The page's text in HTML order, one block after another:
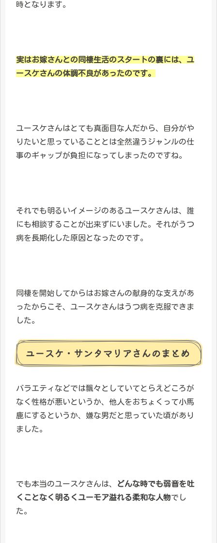
時となります。
実はお嫁さんとの同棲生活のスタートの裏には、ユ
ースケさんの体調不良があったのです。
ユースケさんはとても真面目な人だから、自分がや
りたいと思っていることとは全然違うジャンルの仕
事のギャップが負担になってしまったのですね。
それでも明るいイメージのあるユースケさんは、誰
にも相談することが出来ずにいました。それがうつ
病を長期化した原因となったのです。
同棲を開始してからはお嫁さんの献身的な支えがあ
ったからこそ、ユースケさんはうつ病を克服できま
した。
ユースケ・サンタマリアさんのまとめ
バラエティなどでは飄々としていてとらえどころが
なく性格が悪いというか、他人をおちょくって小馬
鹿にするというか、嫌な男だと思っていた頃があり
ました。
でも本当のユースケさんは、
どんな時でも弱音を吐
くことなく明るくユーモア溢れる柔和な人物でし
た。